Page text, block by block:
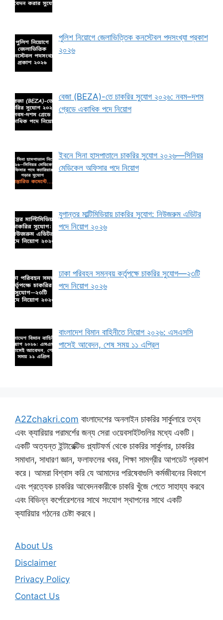
পুলিশ নিয়োগে জেলাভিত্তিক কনস্টেবল পদসংখ্যা প্রকাশ
২০২৬
বেজা (BEZA)-তে চাকরির সুযোগ ২০২৬: নবম–দশম
গ্রেডে একাধিক পদে নিয়োগ
ইবনে সিনা হাসপাতালে চাকরির সুযোগ ২০২৬—সিনিয়র
মেডিকেল অফিসার পদে নিয়োগ
যুগান্তর মাল্টিমিডিয়ায় চাকরির সুযোগ: নিউজরুম এডিটর
পদে নিয়োগ ২০২৬
ঢাকা পরিবহন সমন্বয় কর্তৃপক্ষে চাকরির সুযোগ—২৩টি
পদে নিয়োগ ২০২৬
বাংলাদেশ বিমান বাহিনীতে নিয়োগ ২০২৬: এসএসসি
পাসেই আবেদন, শেষ সময় ১১ এপ্রিল
A2Zchakri.com বাংলাদেশের অনলাইন চাকরির সার্কুলারে তথ্য
এবং ক্যারিয়ার পরামর্শের জন্য সেরা ওয়েবসাইটগুলির মধ্যে একটি।
একটি অত্যন্ত ইন্টারেক্টিভ প্ল্যাটফর্ম থেকে চাকরির সার্কুলার, চাকরির
সমাধান, সাধারণ জ্ঞান, ফলাফলের খবর, শিক্ষা সামগ্রীর আপডেট প্রকাশ
করে। আমরা বিশ্বাস করি যে আমাদের পরিষেবাগুলি কর্মজীবনের বিকাশে
এবং প্রত্যেক চাকরির আবেদনকারীকে চাকরি খুঁজে পেতে সাহায্য করবে
এবং বিভিন্ন কর্পোরেশনের সাথে সংযোগ স্থাপনের সাথে একটি
ক্যারিয়ার গঠনের চেষ্টা করবে।
About Us
Disclaimer
Privacy Policy
Contact Us